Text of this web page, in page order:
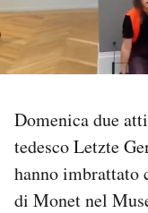
NEWSLETTER
I MIEI PREFERITI
SHOP
Domenica due
tedesco Letzte
hanno imbrattato
di Monet nel